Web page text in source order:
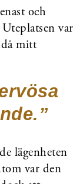
och
var
mitt
lägenheten
var den